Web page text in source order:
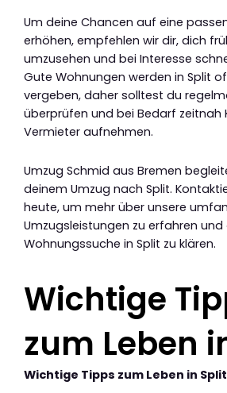
Um deine Chancen auf eine
erhöhen, empfehlen wir dir, dich
umzusehen und bei Interesse
Gute Wohnungen werden in Split
vergeben, daher solltest du
überprüfen und bei Bedarf zeitnah
Vermieter aufnehmen.
Umzug Schmid aus Bremen
deinem Umzug nach Split.
heute, um mehr über unsere
Umzugsleistungen zu erfahren und
Wohnungssuche in Split zu klären.
Wichtige
zum Leben
Wichtige Tipps zum Leben in Split